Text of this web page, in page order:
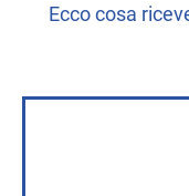
Ecco cosa